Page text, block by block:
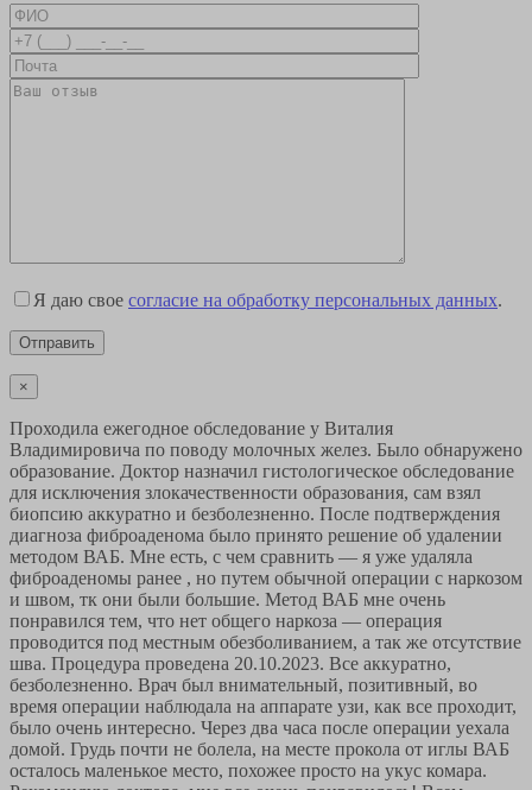
Я даю свое согласие на обработку персональных данных.
×
Проходила ежегодное обследование у Виталия
Владимировича по поводу молочных желез. Было обнаружено
образование. Доктор назначил гистологическое обследование
для исключения злокачественности образования, сам взял
биопсию аккуратно и безболезненно. После подтверждения
диагноза фиброаденома было принято решение об удалении
методом ВАБ. Мне есть, с чем сравнить — я уже удаляла
фиброаденомы ранее , но путем обычной операции с наркозом
и швом, тк они были большие. Метод ВАБ мне очень
понравился тем, что нет общего наркоза — операция
проводится под местным обезболиванием, а так же отсутствие
шва. Процедура проведена 20.10.2023. Все аккуратно,
безболезненно. Врач был внимательный, позитивный, во
время операции наблюдала на аппарате узи, как все проходит,
было очень интересно. Через два часа после операции уехала
домой. Грудь почти не болела, на месте прокола от иглы ВАБ
осталось маленькое место, похожее просто на укус комара.